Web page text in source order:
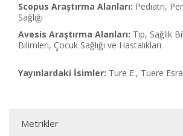
Scopus Araştırma Alanları: Pediatri,
Sağlığı
Avesis Araştırma Alanları: Tıp, Sağlık
Bilimleri, Çocuk Sağlığı ve Hastalıkları
Yayınlardaki İsimler: Ture E., Tuere
Metrikler